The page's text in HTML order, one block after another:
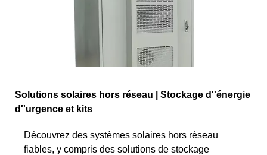
Solutions solaires hors réseau | Stockage d''énergie
d''urgence et kits
Découvrez des systèmes solaires hors réseau
fiables, y compris des solutions de stockage